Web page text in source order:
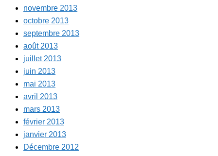
novembre 2013
octobre 2013
septembre 2013
août 2013
juillet 2013
juin 2013
mai 2013
avril 2013
mars 2013
février 2013
janvier 2013
Décembre 2012